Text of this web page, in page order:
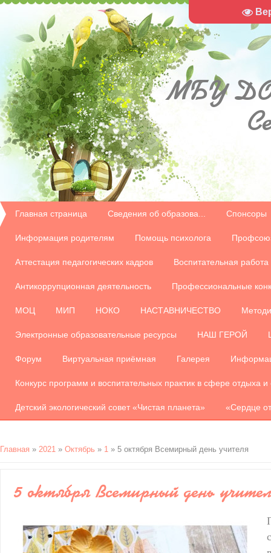
МБУ
Главная страница Сведения об образова... Спонсоры
Информация родителям Помощь психолога
Аттестация педагогических кадров Воспитательная работа
Антикоррупционная деятельность Профессиональные
МОЦ МИП НОКО НАСТАВНИЧЕСТВО
Электронные образовательные ресурсы НАШ ГЕРОЙ
Форум Виртуальная приёмная Галерея
Конкурс программ и воспитательных практик в сфере отдыха
Детский экологический совет «Чистая планета» «Сердце
Главная » 2021 » Октябрь » 1 » 5 октября Всемирный день учителя
5 октября Всемирный день